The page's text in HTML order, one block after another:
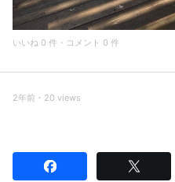
いいね 0 件・コメント 0 件
2年前・20 views